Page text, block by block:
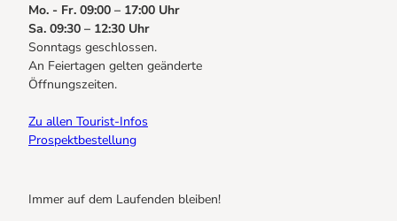
Mo. - Fr. 09:00 – 17:00 Uhr
Sa. 09:30 – 12:30 Uhr
Sonntags geschlossen.
An Feiertagen gelten geänderte
Öffnungszeiten.
Zu allen Tourist-Infos
Prospektbestellung
Immer auf dem Laufenden bleiben!